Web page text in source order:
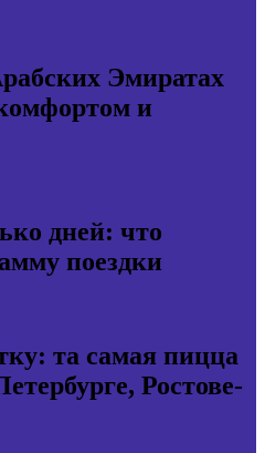
Эмиратах
и
дней: что
поездки
та самая пицца
Ростове-